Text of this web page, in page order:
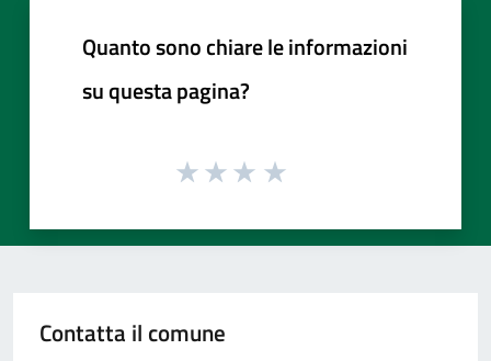
Quanto sono chiare le informazioni
su questa pagina?
Contatta il comune